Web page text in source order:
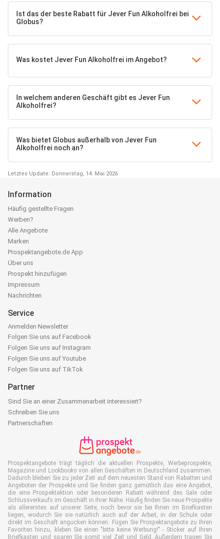
Ist das der beste Rabatt für Jever Fun Alkoholfrei bei
Globus?
Was kostet Jever Fun Alkoholfrei im Angebot?
In welchem anderen Geschäft gibt es Jever Fun
Alkoholfrei?
Was bietet Globus außerhalb von Jever Fun
Alkoholfrei noch an?
Letztes Update: Donnerstag, 14. Mai 2026
Information
Häufig gestellte Fragen
Werben?
Alle Angebote
Marken
Prospektangebote.de App
Über uns
Prospekt hinzufügen
Impressum
Nachrichten
Service
Anmelden Newsletter
Folgen Sie uns auf Facebook
Folgen Sie uns auf Instagram
Folgen Sie uns auf Youtube
Folgen Sie uns auf TikTok
Partner
Sind Sie an einer Zusammenarbeit interessiert?
Schreiben Sie uns
Partnerschaften
Prospektangebote trägt täglich die aktuellen Prospekte, Werbeprospekte,
Magazine und Lookbooks von allen Geschäften in Deutschland zusammen.
Dadurch bleiben Sie zu jeder Zeit auf dem neuesten Stand von Rabatten und
Angeboten der Prospekte und Sie finden ganz gemütlich das eine Angebot,
die eine Prospektaktion oder besonderen Rabatt während des Sale oder
Schlussverkaufs im Geschäft in Ihrer Nähe. Häufig finden Sie neue Prospekte
als allererstes auf unserer Seite, noch bevor sie bei Ihnen im Briefkasten
liegen, wodurch Sie sie natürlich auch auf der Arbeit, in der Schule oder
direkt im Geschäft angucken können. Fügen Sie Prospektangebote zu Ihren
Favoriten hinzu, kleben Sie einen "bitte keine Werbung!" - Sticker auf Ihren
Briefkasten und sparen Sie somit viel Zeit und Geld. Außerdem tragen Sie